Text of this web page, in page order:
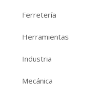
Ferretería
Herramientas
Industria
Mecánica